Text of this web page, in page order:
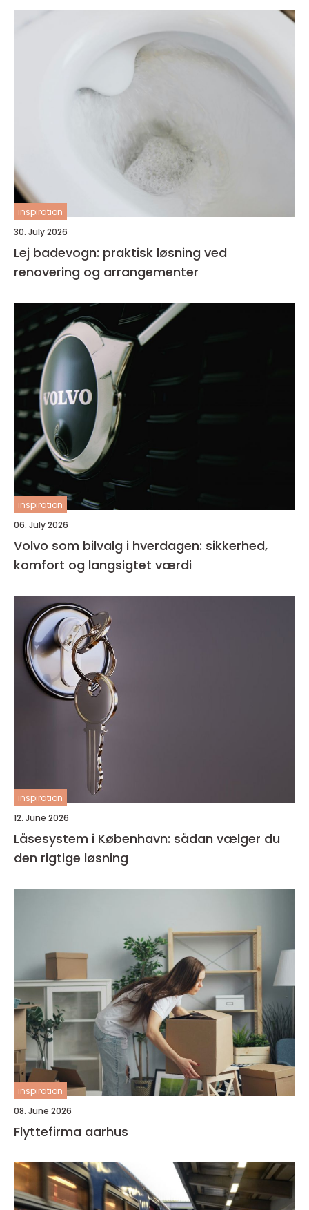
inspiration
30. July 2026
Lej badevogn: praktisk løsning ved
renovering og arrangementer
inspiration
06. July 2026
Volvo som bilvalg i hverdagen: sikkerhed,
komfort og langsigtet værdi
inspiration
12. June 2026
Låsesystem i København: sådan vælger du
den rigtige løsning
inspiration
08. June 2026
Flyttefirma aarhus